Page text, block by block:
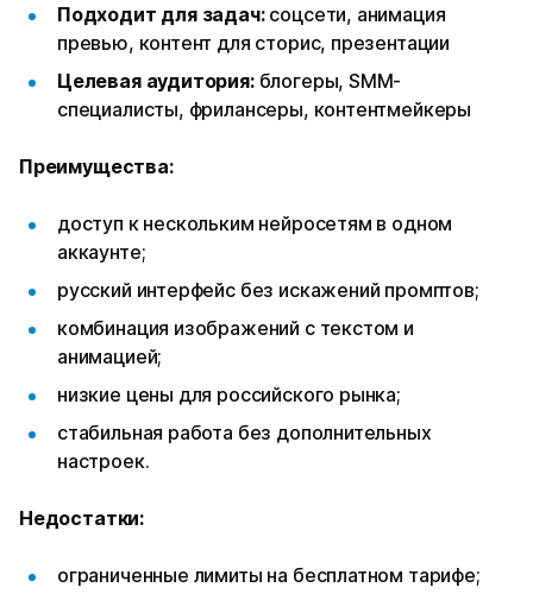
Подходит для задач:соцсети, анимация
превью, контент для сторис, презентации
Целевая аудитория:блогеры, SMM-
специалисты, фрилансеры, контентмейкеры
Преимущества:
доступ к нескольким нейросетям в одном
аккаунте;
русский интерфейс без искажений промптов;
комбинация изображений с текстом и
анимацией;
низкие цены для российского рынка;
стабильная работа без дополнительных
настроек.
Недостатки:
ограниченные лимиты на бесплатном тарифе;